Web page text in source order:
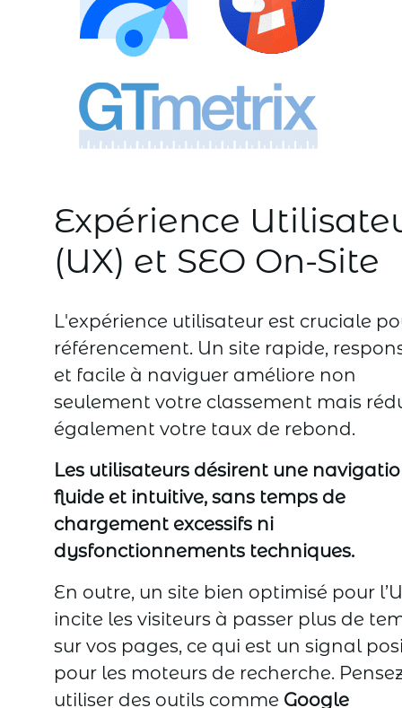
Expérience
(UX) et SEO On-Site
L'expérience utilisateur est cruciale
référencement. Un site rapide,
et facile à naviguer améliore non
seulement votre classement mais
également votre taux de rebond.
Les utilisateurs désirent une
fluide et intuitive, sans temps de
chargement excessifs ni
dysfonctionnements techniques.
En outre, un site bien optimisé pour
incite les visiteurs à passer plus de
sur vos pages, ce qui est un signal
pour les moteurs de recherche.
utiliser des outils comme Google